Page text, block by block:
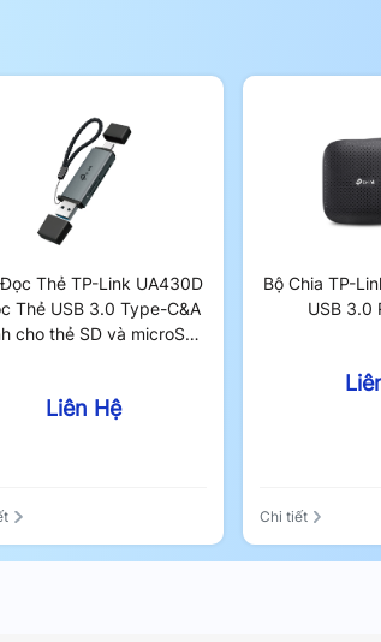
Gigabit ổn định và tin cậy
thiết kế dây cáp có thể gập gọn vào
USB khỏi va đập mà còn biến thiết bị
túi đựng máy chơi game hoặc balo
hành Windows 11/10/8.1, macOS,
bị tự động nhận diện và hoạt động
Thẻ TP-Link UA430D
Thẻ USB 3.0 Type-C&A
cho thẻ SD và microSD
Liên Hệ
Bộ Chia TP-
USB 3.0
Chi tiết